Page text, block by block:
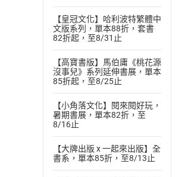
【皇冠文化】哈利波特繁體中
文版系列，單本88折，套書
82折起，至8/31止
【高寶書版】馬伯庸《桃花源
沒事兒》系列延伸書展，單本
85折起，至8/25止
【小角落文化】閱來閱好玩，
暑期書展，單本82折，至
8/16止
【大牌出版 x 一起來出版】全
書系，單本85折，至8/13止